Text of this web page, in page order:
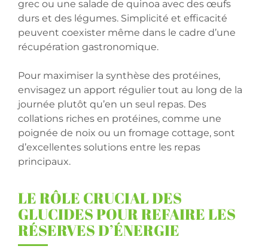
grec ou une salade de quinoa avec des œufs
durs et des légumes. Simplicité et efficacité
peuvent coexister même dans le cadre d’une
récupération gastronomique.
Pour maximiser la synthèse des protéines,
envisagez un apport régulier tout au long de la
journée plutôt qu’en un seul repas. Des
collations riches en protéines, comme une
poignée de noix ou un fromage cottage, sont
d’excellentes solutions entre les repas
principaux.
LE RÔLE CRUCIAL DES
GLUCIDES POUR REFAIRE LES
RÉSERVES D’ÉNERGIE